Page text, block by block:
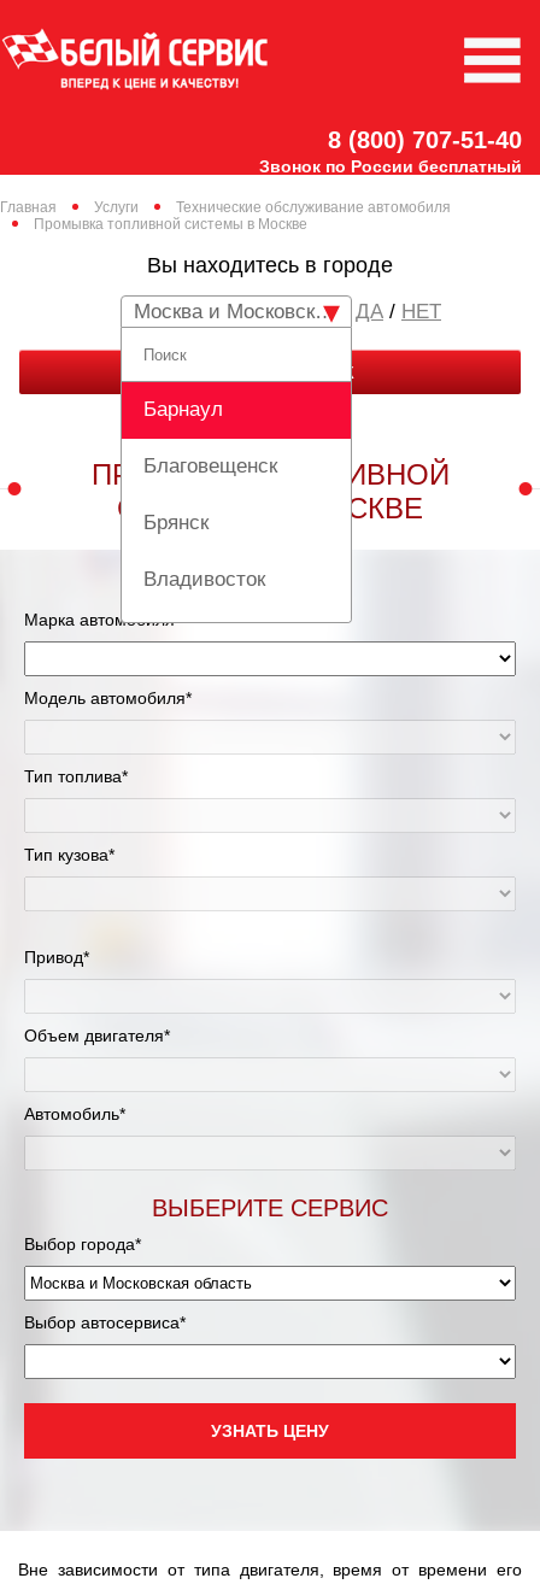
8 (800) 707-51-40
Звонок по России бесплатный
Главная Услуги
Технические обслуживание автомобиля
Промывка топливной системы в Москве
Вы находитесь в городе
Москва и Московская область
Барнаул
Благовещенск
Брянск
Владивосток
Вологда
Екатеринбург
Казань
Киров
Красноярск
Липецк
Муравленко
Нижневартовск
Новосибирск
Одинцово
/ НЕТ
ЗАКАЗАТЬ ЗВОНОК
ПРОМЫВКА ТОПЛИВНОЙ
СИСТЕМЫ В МОСКВЕ
Марка автомобиля*
Модель автомобиля*
Тип топлива*
Тип кузова*
Привод*
Объем двигателя*
Автомобиль*
ВЫБЕРИТЕ СЕРВИС
Выбор города*
Выбор автосервиса*
УЗНАТЬ ЦЕНУ
Вне зависимости от типа двигателя, время от времени его